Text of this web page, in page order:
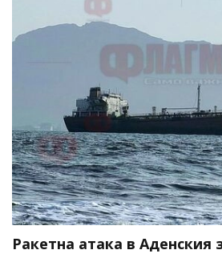
Ракетна атака в Аденския